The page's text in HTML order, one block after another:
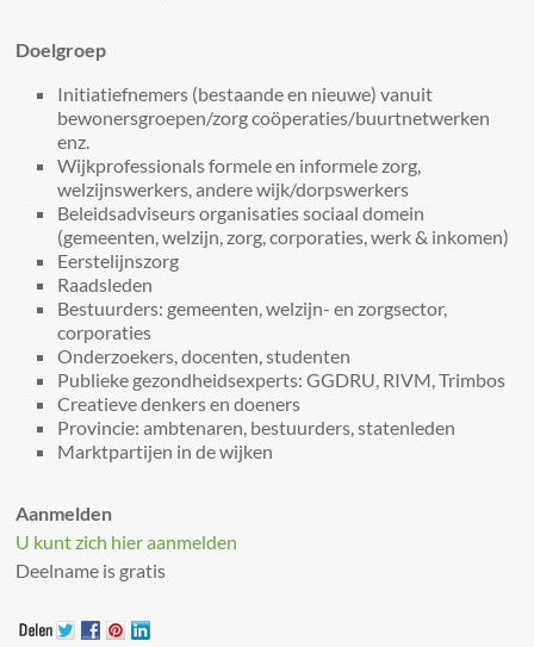
Doelgroep
Initiatiefnemers (bestaande en nieuwe) vanuit
bewonersgroepen/zorg coöperaties/buurtnetwerken
enz.
Wijkprofessionals formele en informele zorg,
welzijnswerkers, andere wijk/dorpswerkers
Beleidsadviseurs organisaties sociaal domein
(gemeenten, welzijn, zorg, corporaties, werk & inkomen)
Eerstelijnszorg
Raadsleden
Bestuurders: gemeenten, welzijn- en zorgsector,
corporaties
Onderzoekers, docenten, studenten
Publieke gezondheidsexperts: GGDRU, RIVM, Trimbos
Creatieve denkers en doeners
Provincie: ambtenaren, bestuurders, statenleden
Marktpartijen in de wijken
Aanmelden
U kunt zich hier aanmelden
Deelname is gratis